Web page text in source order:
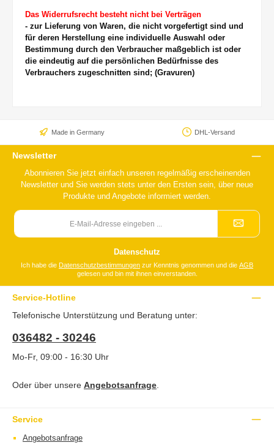
Das Widerrufsrecht besteht nicht bei Verträgen
- zur Lieferung von Waren, die nicht vorgefertigt sind und
für deren Herstellung eine individuelle Auswahl oder
Bestimmung durch den Verbraucher maßgeblich ist oder
die eindeutig auf die persönlichen Bedürfnisse des
Verbrauchers zugeschnitten sind; (Gravuren)
Made in Germany DHL-Versand
Newsletter
Abonnieren Sie jetzt einfach unseren regelmäßig erscheinenden
Newsletter und Sie werden stets unter den Ersten sein, über neue
Produkte und Angebote informiert werden.
E-
Adresse
Datenschutz
Ich habe die Datenschutzbestimmungen zur Kenntnis genommen und die AGB
gelesen und bin mit ihnen einverstanden.
Service-Hotline
Telefonische Unterstützung und Beratung unter:
036482 - 30246
Mo-Fr, 09:00 - 16:30 Uhr
Oder über unsere Angebotsanfrage.
Service
Angebotsanfrage